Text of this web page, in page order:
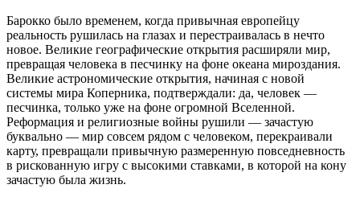
Барокко было временем, когда привычная европейцу
реальность рушилась на глазах и перестраивалась в нечто
новое. Великие географические открытия расширяли мир,
превращая человека в песчинку на фоне океана мироздания.
Великие астрономические открытия, начиная с новой
системы мира Коперника, подтверждали: да, человек —
песчинка, только уже на фоне огромной Вселенной.
Реформация и религиозные войны рушили — зачастую
буквально — мир совсем рядом с человеком, перекраивали
карту, превращали привычную размеренную повседневность
в рискованную игру с высокими ставками, в которой на кону
зачастую была жизнь.